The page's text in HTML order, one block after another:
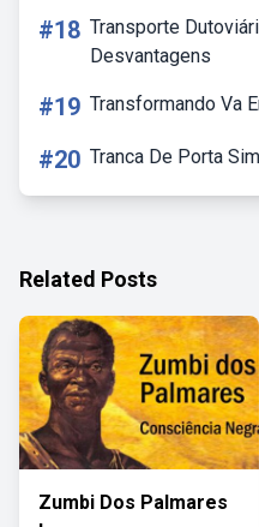
#18 Transporte
Desvantagens
#19 Transformando Va
#20 Tranca De Porta
Related Posts
Zumbi Dos Palmares